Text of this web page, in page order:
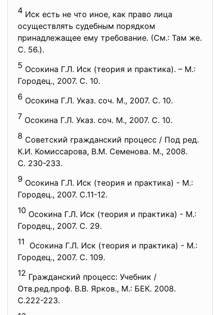
4 Иск есть не что иное, как право лица
осуществлять судебным порядком
принадлежащее ему требование. (См.: Там же.
С. 56.).
5 Осокина Г.Л. Иск (теория и практика). – М.:
Городец., 2007. С. 10.
6 Осокина Г.Л. Указ. соч. М., 2007. С. 10.
7 Осокина Г.Л. Указ. соч. М., 2007. С. 10.
8 Советский гражданский процесс / Под ред.
К.И. Комиссарова, В.М. Семенова. М., 2008.
С. 230-233.
9 Осокина Г.Л. Иск (теория и практика) - М.:
Городец., 2007. С.11-12.
10 Осокина Г.Л. Иск (теория и практика) - М.:
Городец., 2007. С. 29.
11 Осокина Г.Л. Иск (теория и практика) - М.:
Городец., 2007. С. 109.
12 Гражданский процесс: Учебник /
Отв.ред.проф. В.В. Ярков., М.: БЕК. 2008.
С.222-223.